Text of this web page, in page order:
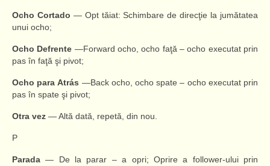
Ocho Cortado — Opt tăiat: Schimbare de direcţie la jumătatea
unui ocho;
Ocho Defrente —Forward ocho, ocho faţă – ocho executat prin
pas în faţă şi pivot;
Ocho para Atrás —Back ocho, ocho spate – ocho executat prin
pas în spate şi pivot;
Otra vez — Altă dată, repetă, din nou.
P
Parada — De la parar – a opri; Oprire a follower-ului prin